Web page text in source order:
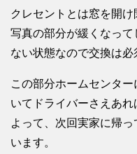
クレセントとは窓を開け
写真の部分が緩くなっ
ない状態なので交換は必
この部分ホームセンタ
いてドライバーさえあれ
よって、次回実家に帰
います。